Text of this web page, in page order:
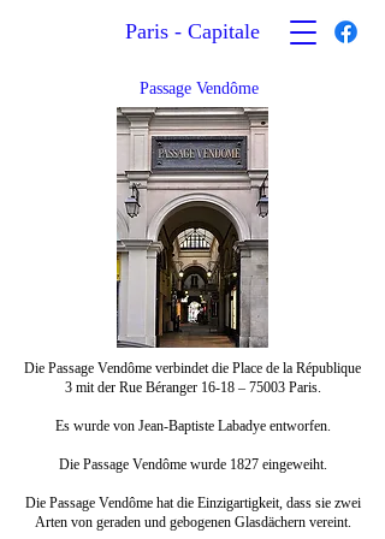
Paris - Capitale
Passage Vendôme
Die Passage Vendôme verbindet die Place de la République
3 mit der Rue Béranger 16-18 – 75003 Paris.
Es wurde von Jean-Baptiste Labadye entworfen.
Die Passage Vendôme wurde 1827 eingeweiht.
Die Passage Vendôme hat die Einzigartigkeit, dass sie zwei
Arten von geraden und gebogenen Glasdächern vereint.